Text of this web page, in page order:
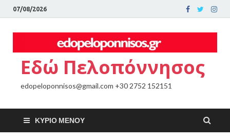
07/08/2026
Εδώ Πελοπόννησος
edopeloponnisos@gmail.com +30 2752 152151
ΚΎΡΙΟ ΜΕΝΟΎ